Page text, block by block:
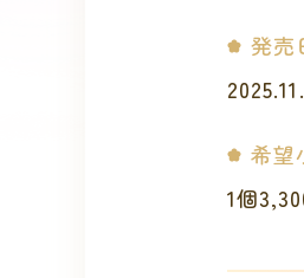
発売
希望
1個